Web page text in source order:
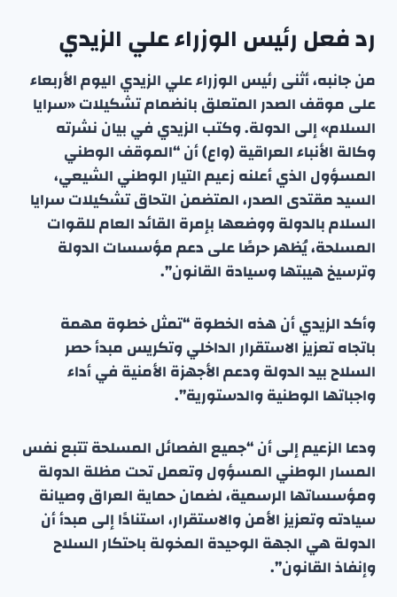
رد فعل رئيس الوزراء علي الزيدي
من جانبه، أثنى رئيس الوزراء علي الزيدي اليوم الأربعاء
على موقف الصدر المتعلق بانضمام تشكيلات «سرايا
السلام» إلى الدولة. وكتب الزيدي في بيان نشرته
وكالة الأنباء العراقية (واع) أن “الموقف الوطني
المسؤول الذي أعلنه زعيم التيار الوطني الشيعي،
السيد مقتدى الصدر، المتضمن التحاق تشكيلات سرايا
السلام بالدولة ووضعها بإمرة القائد العام للقوات
المسلحة، يُظهر حرصًا على دعم مؤسسات الدولة
وترسيخ هيبتها وسيادة القانون”.
وأكد الزيدي أن هذه الخطوة “تمثل خطوة مهمة
باتجاه تعزيز الاستقرار الداخلي وتكريس مبدأ حصر
السلاح بيد الدولة ودعم الأجهزة الأمنية في أداء
واجباتها الوطنية والدستورية”.
ودعا الزعيم إلى أن “جميع الفصائل المسلحة تتبع نفس
المسار الوطني المسؤول وتعمل تحت مظلة الدولة
ومؤسساتها الرسمية، لضمان حماية العراق وصيانة
سيادته وتعزيز الأمن والاستقرار، استنادًا إلى مبدأ أن
الدولة هي الجهة الوحيدة المخولة باحتكار السلاح
وإنفاذ القانون”.